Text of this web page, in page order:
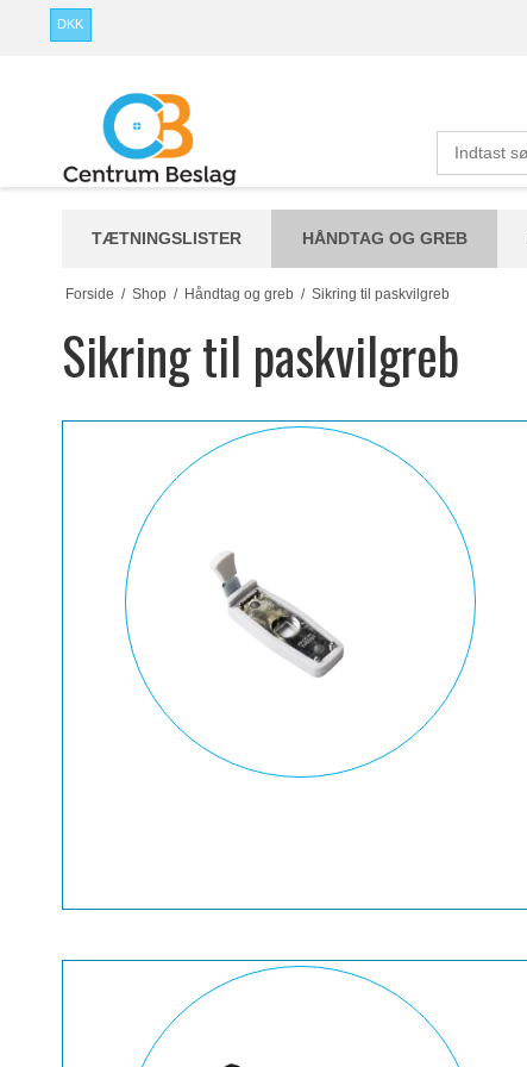
DKK
TÆTNINGSLISTER HÅNDTAG OG GREB
Forside / Shop / Håndtag og greb / Sikring til paskvilgreb
Sikring til paskvilgreb